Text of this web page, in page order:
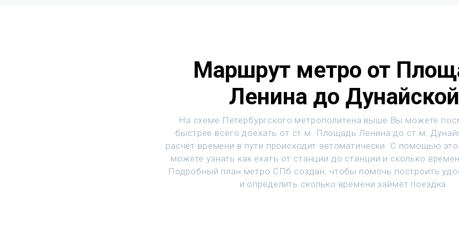
Маршрут метро от
Ленина до Дунайской
На схеме Петербургского метрополитена выше Вы можете
быстрее всего доехать от ст.м. Площадь Ленина до ст.м.
расчёт времени в пути происходит автоматически. С помощью
можете узнать как ехать от станции до станции и сколько
Подробный план метро СПб создан, чтобы помочь построить
и определить сколько времени займёт поездка.